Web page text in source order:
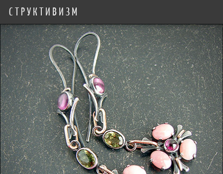
СТРУКТИВИЗМ